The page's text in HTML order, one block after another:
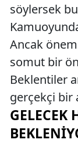
söylersek
Ancak
somut bir
Beklentiler
gerçekçi bir
GELECEK